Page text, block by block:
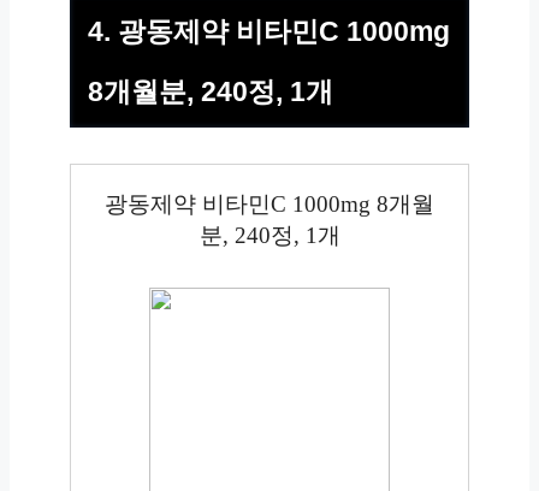
4. 광동제약 비타민C 1000mg
8개월분, 240정, 1개
광동제약 비타민C 1000mg 8개월
분, 240정, 1개